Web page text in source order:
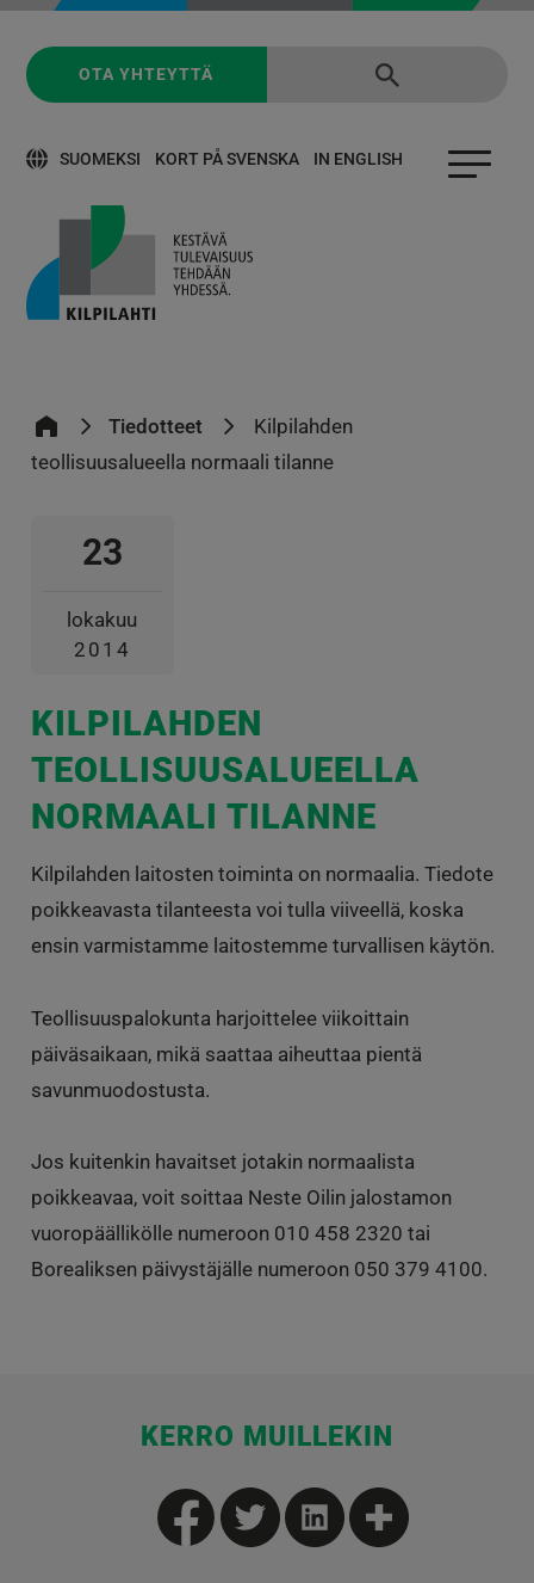
SUOMEKSI KORT PÅ SVENSKA IN ENGLISH
OTA YHTEYTTÄ
Tiedotteet
Kilpilahden
teollisuusalueella normaali tilanne
23
lokakuu
2014
KILPILAHDEN
TEOLLISUUSALUEELLA
NORMAALI TILANNE
Kilpilahden laitosten toiminta on normaalia. Tiedote
poikkeavasta tilanteesta voi tulla viiveellä, koska
ensin varmistamme laitostemme turvallisen käytön.
Teollisuuspalokunta harjoittelee viikoittain
päiväsaikaan, mikä saattaa aiheuttaa pientä
savunmuodostusta.
Jos kuitenkin havaitset jotakin normaalista
poikkeavaa, voit soittaa Neste Oilin jalostamon
vuoropäällikölle numeroon 010 458 2320 tai
Borealiksen päivystäjälle numeroon 050 379 4100.
KERRO MUILLEKIN